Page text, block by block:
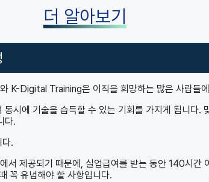
더 알아보기
K-Digital Training은 이직을 희망하는 많은 사람들
동시에 기술을 습득할 수 있는 기회를 가지게 됩니다.
다.
.
서 제공되기 때문에, 실업급여를 받는 동안 140시간
꼭 유념해야 할 사항입니다.